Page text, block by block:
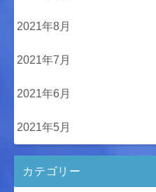
2021年8月
2021年7月
2021年6月
2021年5月
カテゴリー